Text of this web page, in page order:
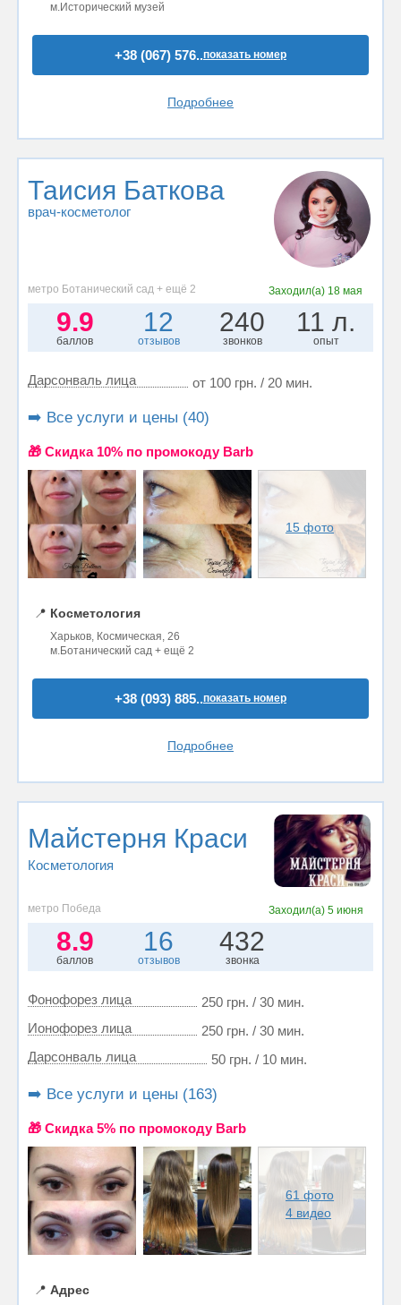
м.Исторический музей
+38 (067) 576..показать номер
Подробнее
Таисия Баткова
врач-косметолог
метро Ботанический сад + ещё 2 Заходил(а) 18 мая
9.9
баллов
12
отзывов
240
звонков
11 л.
опыт
Дарсонваль лица от 100 грн. / 20 мин.
➡️ Все услуги и цены (40)
🎁 Cкидка 10% по промокоду Barb
15 фото
📍 Косметология
Харьков, Космическая, 26
м.Ботанический сад + ещё 2
+38 (093) 885..показать номер
Подробнее
Майстерня Краси
Косметология
метро Победа Заходил(а) 5 июня
8.9
баллов
16
отзывов
432
звонка
Фонофорез лица
250 грн. / 30 мин.
Ионофорез лица
250 грн. / 30 мин.
Дарсонваль лица
50 грн. / 10 мин.
➡️ Все услуги и цены (163)
🎁 Cкидка 5% по промокоду Barb
61 фото
4 видео
📍 Адрес